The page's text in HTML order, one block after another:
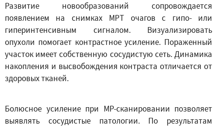
Развитие новообразований сопровождается
появлением на снимках МРТ очагов с гипо- или
гиперинтенсивным сигналом. Визуализировать
опухоли помогает контрастное усиление. Пораженный
участок имеет собственную сосудистую сеть. Динамика
накопления и высвобождения контраста отличается от
здоровых тканей.
Болюсное усиление при МР-сканировании позволяет
выявлять сосудистые патологии. По результатам